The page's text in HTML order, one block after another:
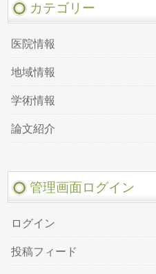
カテゴリー
医院情報
地域情報
学術情報
論文紹介
管理画面ログイン
ログイン
投稿フィード